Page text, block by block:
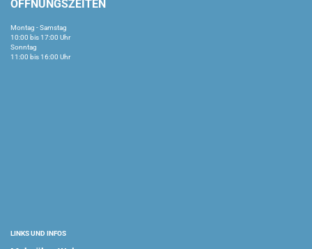
ÖFFNUNGSZEITEN
Montag - Samstag
10:00 bis 17:00 Uhr
Sonntag
11:00 bis 16:00 Uhr
LINKS UND INFOS